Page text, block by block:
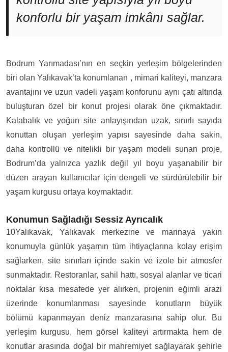
konforlu bir yaşam imkânı sağlar.
Bodrum Yarımadası’nın en seçkin yerleşim bölgelerinden
biri olan Yalıkavak’ta konumlanan , mimari kaliteyi, manzara
avantajını ve uzun vadeli yaşam konforunu aynı çatı altında
buluşturan özel bir konut projesi olarak öne çıkmaktadır.
Kalabalık ve yoğun site anlayışından uzak, sınırlı sayıda
konuttan oluşan yerleşim yapısı sayesinde daha sakin,
daha kontrollü ve nitelikli bir yaşam modeli sunan proje,
Bodrum’da yalnızca yazlık değil yıl boyu yaşanabilir bir
düzen arayan kullanıcılar için dengeli ve sürdürülebilir bir
yaşam kurgusu ortaya koymaktadır.
Konumun Sağladığı Sessiz Ayrıcalık
10Yalıkavak, Yalıkavak merkezine ve marinaya yakın
konumuyla günlük yaşamın tüm ihtiyaçlarına kolay erişim
sağlarken, site sınırları içinde sakin ve izole bir atmosfer
sunmaktadır. Restoranlar, sahil hattı, sosyal alanlar ve ticari
noktalar kısa mesafede yer alırken, projenin eğimli arazi
üzerinde konumlanması sayesinde konutların büyük
bölümü kapanmayan deniz manzarasına sahip olur. Bu
yerleşim kurgusu, hem görsel kaliteyi artırmakta hem de
konutlar arasında doğal bir mahremiyet sağlayarak şehirle